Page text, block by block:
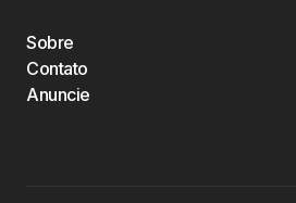
Sobre
Contato
Anuncie